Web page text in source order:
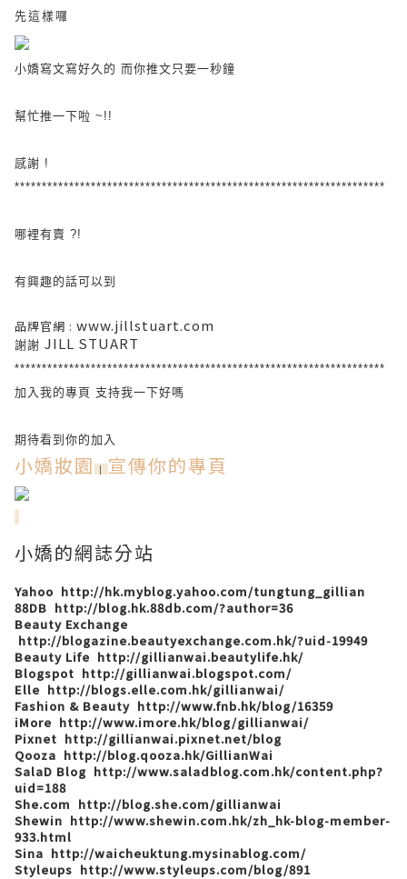
先這樣囉
小嬌寫文寫好久的 而你推文只要一秒鐘
幫忙推一下啦 ~!!
感謝 !
********************************************************************
哪裡有賣 ?!
有興趣的話可以到
品牌官網 : www.jillstuart.com
謝謝 JILL STUART
********************************************************************
加入我的專頁 支持我一下好嗎
期待看到你的加入
小嬌妝園 宣傳你的專頁
小嬌的網誌分站
Yahoo http://hk.myblog.yahoo.com/tungtung_gillian
88DB http://blog.hk.88db.com/?author=36
Beauty Exchange
http://blogazine.beautyexchange.com.hk/?uid-19949
Beauty Life http://gillianwai.beautylife.hk/
Blogspot http://gillianwai.blogspot.com/
Elle http://blogs.elle.com.hk/gillianwai/
Fashion & Beauty http://www.fnb.hk/blog/16359
iMore http://www.imore.hk/blog/gillianwai/
Pixnet http://gillianwai.pixnet.net/blog
Qooza http://blog.qooza.hk/GillianWai
SalaD Blog http://www.saladblog.com.hk/content.php?
uid=188
She.com http://blog.she.com/gillianwai
Shewin http://www.shewin.com.hk/zh_hk-blog-member-
933.html
Sina http://waicheuktung.mysinablog.com/
Styleups http://www.styleups.com/blog/891